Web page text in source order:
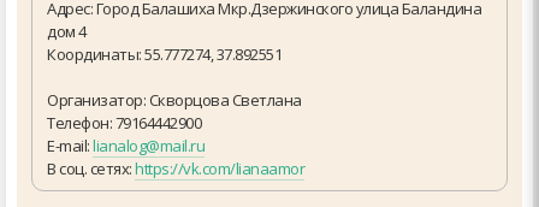
Адрес: Город Балашиха Мкр.Дзержинского улица Баландина
дом 4
Координаты: 55.777274, 37.892551
Организатор: Скворцова Светлана
Телефон: 79164442900
E-mail:lianalog@mail.ru
В соц. сетях:https://vk.com/lianaamor